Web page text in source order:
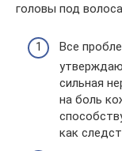
головы под
Все
сильная
на боль
как